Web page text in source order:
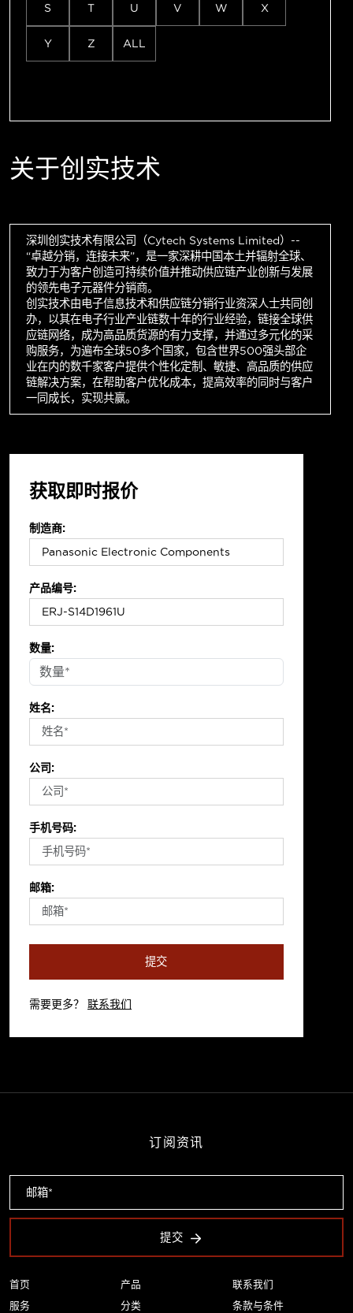
S T U V W X
Y Z ALL
关于创实技术
深圳创实技术有限公司（Cytech Systems Limited）--
“卓越分销，连接未来”，是一家深耕中国本土并辐射全球、
致力于为客户创造可持续价值并推动供应链产业创新与发展
的领先电子元器件分销商。
创实技术由电子信息技术和供应链分销行业资深人士共同创
办，以其在电子行业产业链数十年的行业经验，链接全球供
应链网络，成为高品质货源的有力支撑，并通过多元化的采
购服务，为遍布全球50多个国家，包含世界500强头部企
业在内的数千家客户提供个性化定制、敏捷、高品质的供应
链解决方案，在帮助客户优化成本，提高效率的同时与客户
一同成长，实现共赢。
获取即时报价
制造商:
产品编号:
数量:
姓名:
公司:
手机号码:
邮箱:
提交
需要更多？ 联系我们
首页
服务
产品
分类
联系我们
条款与条件
订阅资讯
提交